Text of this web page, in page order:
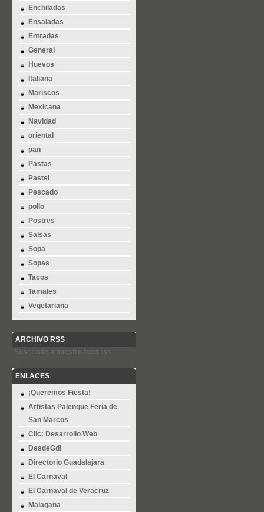
Enchiladas
Ensaladas
Entradas
General
Huevos
Italiana
Mariscos
Mexicana
Navidad
oriental
pan
Pastas
Pastel
Pescado
pollo
Postres
Salsas
Sopa
Sopas
Tacos
Tamales
Vegetariana
ARCHIVO RSS
ENLACES
¡Queremos Fiesta!
Artistas Palenque Fería de
San Marcos
Clic: Desarrollo Web
DesdeGdl
Directorio Guadalajara
El Carnaval
El Carnaval de Veracruz
Malagana